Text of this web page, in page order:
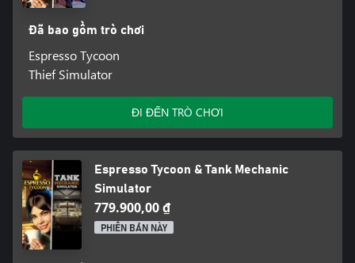
Đã bao gồm trò chơi
Espresso Tycoon
Thief Simulator
ĐI ĐẾN TRÒ CHƠI
Espresso Tycoon & Tank Mechanic
Simulator
779.900,00 ₫
PHIÊN BẢN NÀY